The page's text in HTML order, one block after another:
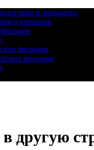
и анимации
и сериалов
фильмов
фильмов
другую